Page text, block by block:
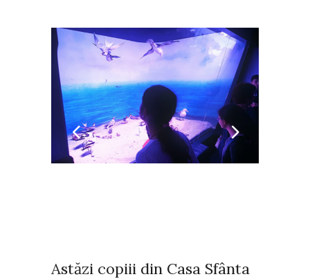
Astăzi copiii din Casa Sfânta